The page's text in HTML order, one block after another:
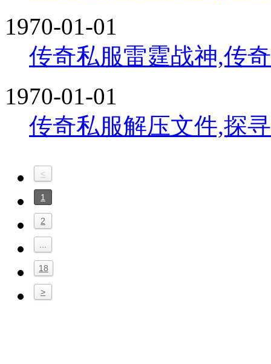
1970-01-01
传奇私服雷霆战神,传
1970-01-01
传奇私服解压文件,探
<
1
2
18
>